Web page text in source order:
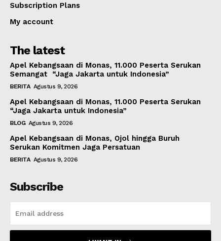
Subscription Plans
My account
The latest
Apel Kebangsaan di Monas, 11.000 Peserta Serukan
Semangat “Jaga Jakarta untuk Indonesia”
BERITA Agustus 9, 2026
Apel Kebangsaan di Monas, 11.000 Peserta Serukan
“Jaga Jakarta untuk Indonesia”
BLOG Agustus 9, 2026
Apel Kebangsaan di Monas, Ojol hingga Buruh
Serukan Komitmen Jaga Persatuan
BERITA Agustus 9, 2026
Subscribe